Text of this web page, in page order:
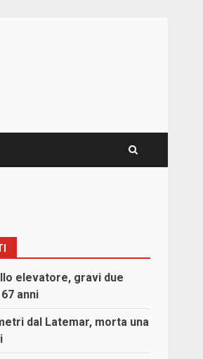
elevatore, gravi due
anni
dal Latemar, morta una